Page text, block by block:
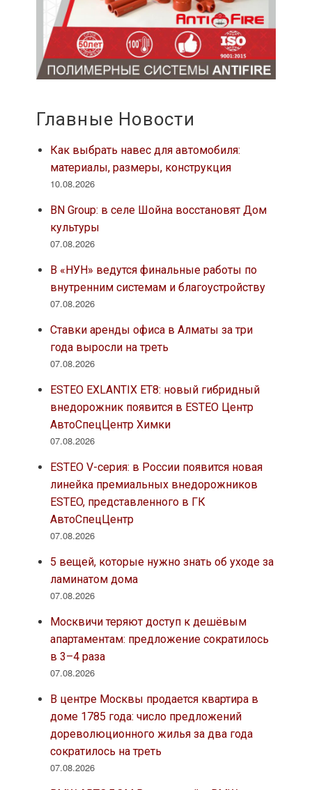
Главные Новости
Как выбрать навес для автомобиля:
материалы, размеры, конструкция
10.08.2026
BN Group: в селе Шойна восстановят Дом
культуры
07.08.2026
В «НУН» ведутся финальные работы по
внутренним системам и благоустройству
07.08.2026
Ставки аренды офиса в Алматы за три
года выросли на треть
07.08.2026
ESTEO EXLANTIX ET8: новый гибридный
внедорожник появится в ESTEO Центр
АвтоСпецЦентр Химки
07.08.2026
ESTEO V-серия: в России появится новая
линейка премиальных внедорожников
ESTEO, представленного в ГК
АвтоСпецЦентр
07.08.2026
5 вещей, которые нужно знать об уходе за
ламинатом дома
07.08.2026
Москвичи теряют доступ к дешёвым
апартаментам: предложение сократилось
в 3–4 раза
07.08.2026
В центре Москвы продается квартира в
доме 1785 года: число предложений
дореволюционного жилья за два года
сократилось на треть
07.08.2026